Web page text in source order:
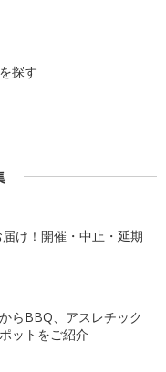
探す
け！開催・中止・延期
らBBQ、アスレチック
ットをご紹介